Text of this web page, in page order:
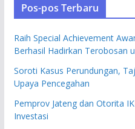
Pos-pos Terbaru
Raih Special Achievement
Berhasil Hadirkan Terobosan
Soroti Kasus Perundungan,
Upaya Pencegahan
Pemprov Jateng dan Otorita
Investasi